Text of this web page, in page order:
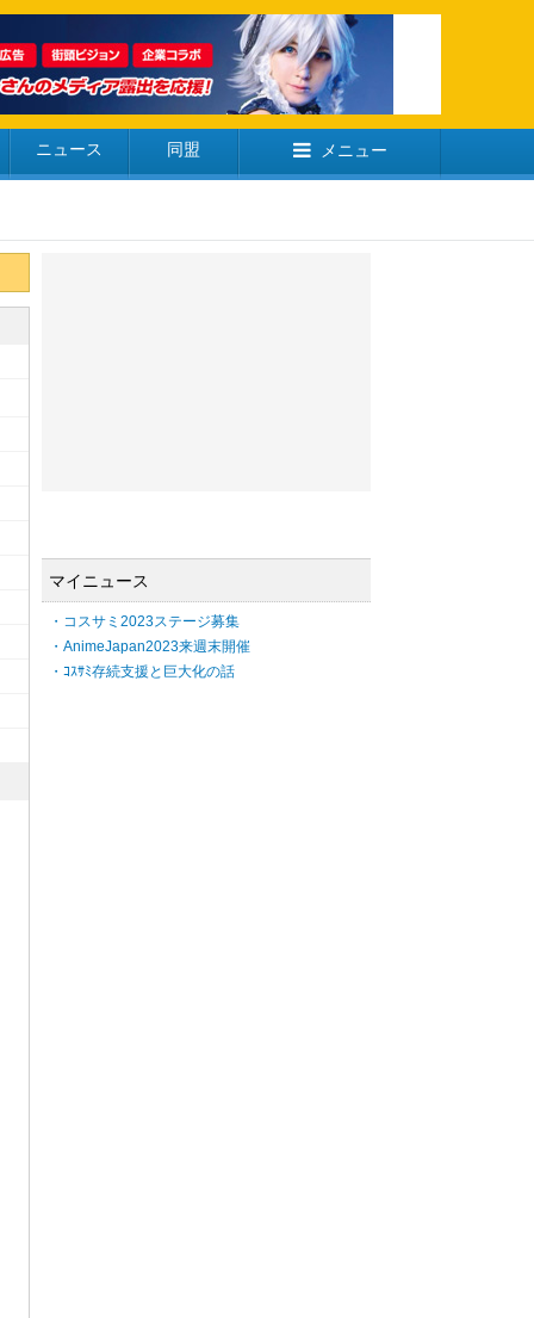
ニュース 同盟 メニュー
マイニュース
・コスサミ2023ステージ募集
・AnimeJapan2023来週末開催
・ｺｽｻﾐ存続支援と巨大化の話